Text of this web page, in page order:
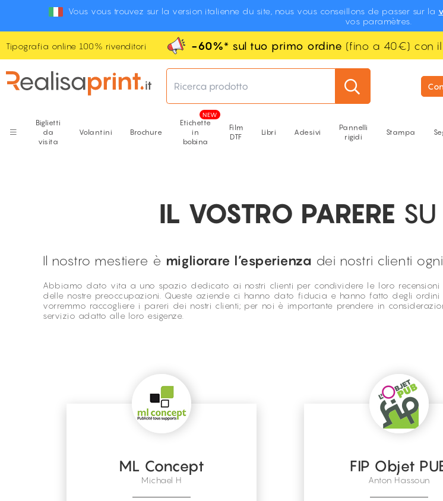
Vous vous trouvez sur la version italienne du site, nous vous conseillons de passer sur la
vos paramètres.
Tipografia online 100% rivenditori -60%* sul tuo primo ordine (fino a 40€) con
Ricerca prodotto
Biglietti
da
visita
Volantini Brochure
Etichette
in
bobina
Film
DTF
Libri Adesivi
Pannelli
rigidi
Stampa
IL VOSTRO PARERE
Il nostro mestiere è migliorare l’esperienza dei nostri clienti
Abbiamo dato vita a uno spazio dedicato ai nostri clienti per condividere le loro
delle nostre preoccupazioni. Queste aziende ci hanno dato fiducia e hanno fatto degli
vorremmo raccogliere i pareri dei nostri clienti; per noi è importante prendere in
servizio adatto alle loro esigenze.
ML Concept
Michael H
FIP Objet
Anton Hassoun